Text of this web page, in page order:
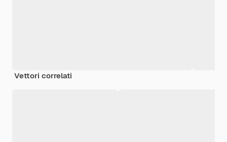
Vettori correlati